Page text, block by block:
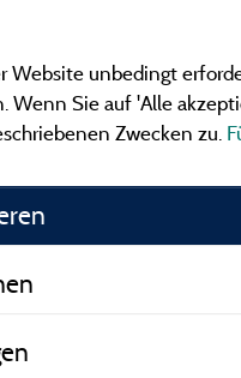
unbedingt
Sie auf 'Alle
Zwecken zu.